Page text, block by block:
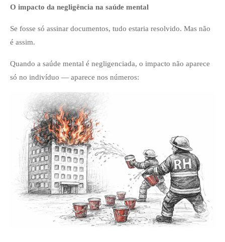
O impacto da negligência na saúde mental
Se fosse só assinar documentos, tudo estaria resolvido. Mas não
é assim.
Quando a saúde mental é negligenciada, o impacto não aparece
só no indivíduo — aparece nos números: